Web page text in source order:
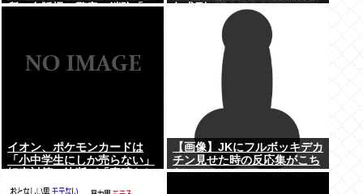
所と自販機」警察・消防「」
イオン、ポケモンカードは
「小中学生にしか売らない」
い」
【画像】JKにフルボッキデカ
チン見せた時の反応集がこち
らww